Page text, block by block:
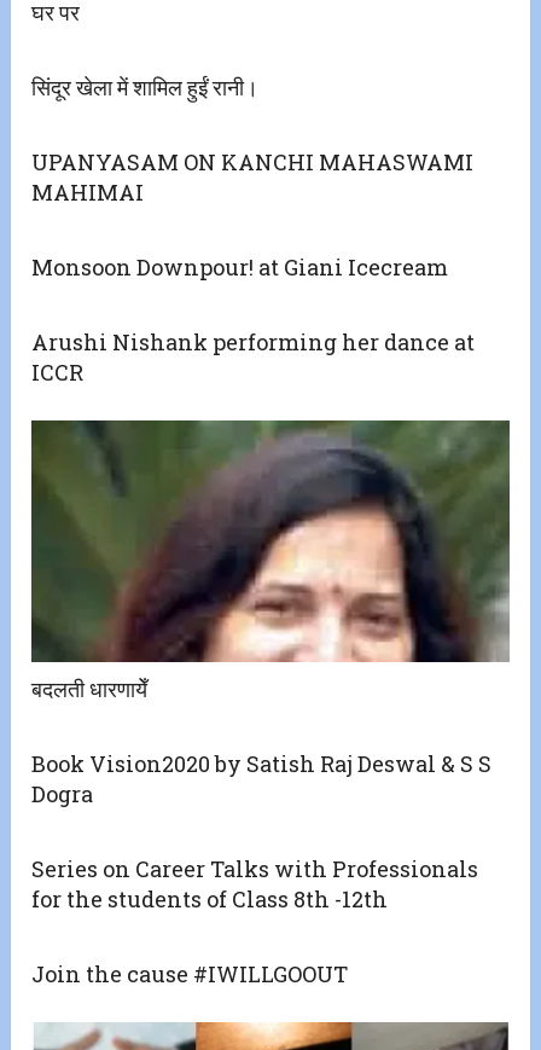
घर पर
सिंदूर खेला में शामिल हुईं रानी।
UPANYASAM ON KANCHI MAHASWAMI
MAHIMAI
Monsoon Downpour! at Giani Icecream
Arushi Nishank performing her dance at
ICCR
बदलती धारणायेँ
Book Vision2020 by Satish Raj Deswal & S S
Dogra
Series on Career Talks with Professionals
for the students of Class 8th -12th
Join the cause #IWILLGOOUT